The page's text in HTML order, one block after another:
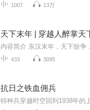
1007 13万
天下末年 | 穿越人醉掌天
433 3095
抗日之铁血佣兵
特种兵穿越时空回到1938年的